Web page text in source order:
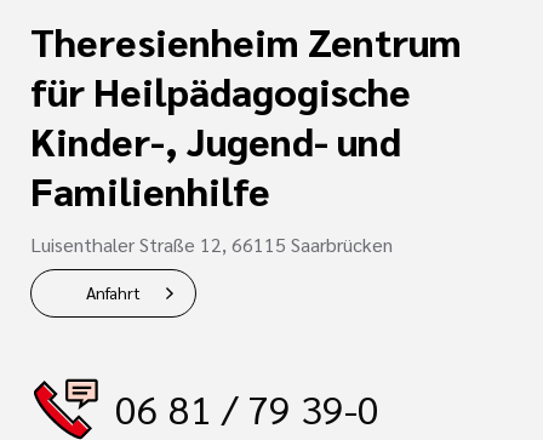
Theresienheim Zentrum
für Heilpädagogische
Kinder-, Jugend- und
Familienhilfe
Luisenthaler Straße 12, 66115 Saarbrücken
Anfahrt
06 81 / 79 39-0